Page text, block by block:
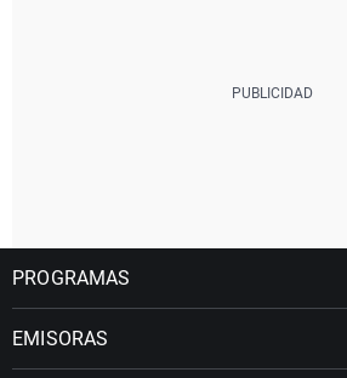
PROGRAMAS
EMISORAS